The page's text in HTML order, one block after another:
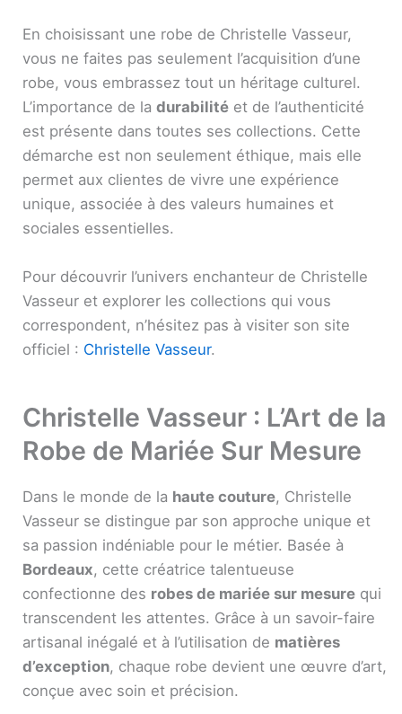
En choisissant une robe de Christelle Vasseur,
vous ne faites pas seulement l’acquisition d’une
robe, vous embrassez tout un héritage culturel.
L’importance de la durabilité et de l’authenticité
est présente dans toutes ses collections. Cette
démarche est non seulement éthique, mais elle
permet aux clientes de vivre une expérience
unique, associée à des valeurs humaines et
sociales essentielles.
Pour découvrir l’univers enchanteur de Christelle
Vasseur et explorer les collections qui vous
correspondent, n’hésitez pas à visiter son site
officiel : Christelle Vasseur.
Christelle Vasseur : L’Art de la
Robe de Mariée Sur Mesure
Dans le monde de la haute couture, Christelle
Vasseur se distingue par son approche unique et
sa passion indéniable pour le métier. Basée à
Bordeaux, cette créatrice talentueuse
confectionne des robes de mariée sur mesure qui
transcendent les attentes. Grâce à un savoir-faire
artisanal inégalé et à l’utilisation de matières
d’exception, chaque robe devient une œuvre d’art,
conçue avec soin et précision.